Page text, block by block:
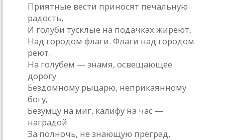
Приятные вести приносят печальную
радость,
И голуби тусклые на подачках жиреют.
Над городом флаги. Флаги над городом
реют.
На голубем — знамя, освещающее
дорогу
Бездомному рыцарю, неприкаянному
богу,
Безумцу на миг, калифу на час —
наградой
За полночь, не знающую преград.